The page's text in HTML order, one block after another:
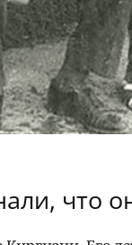
что